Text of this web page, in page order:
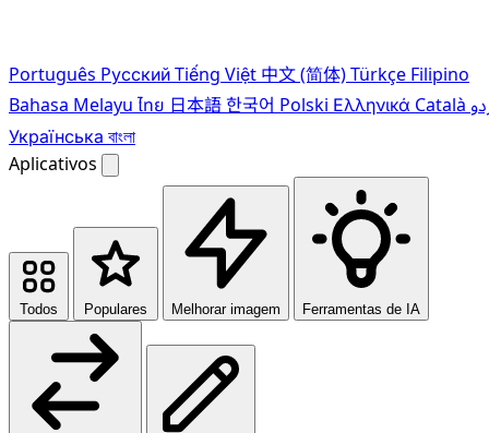
Português PусскийTiếng Việt 中文 (简体)Türkçe Filipino
Bahasa Melayu ไทย 日本語한국어 Polski Ελληνικά Català
Українська বাংলা
Aplicativos
Todos Populares Melhorar imagem Ferramentas de IA